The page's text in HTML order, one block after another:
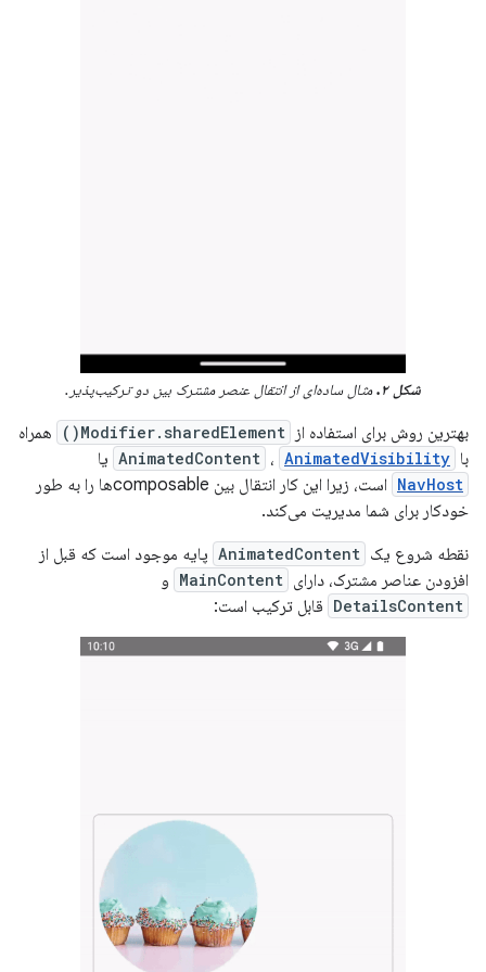
شکل ۲. مثال ساده‌ای از انتقال عنصر مشترک بین دو ترکیب‌پذیر.
بهترین روش برای استفاده از Modifier.sharedElement()
همراه
با
AnimatedContent ، AnimatedVisibility یا
NavHost
است، زیرا این کار انتقال بین composableها را به طور
خودکار برای شما مدیریت می‌کند.
نقطه شروع یک AnimatedContent پایه موجود است که قبل از
افزودن عناصر مشترک، دارای MainContent و
DetailsContent قابل ترکیب است: